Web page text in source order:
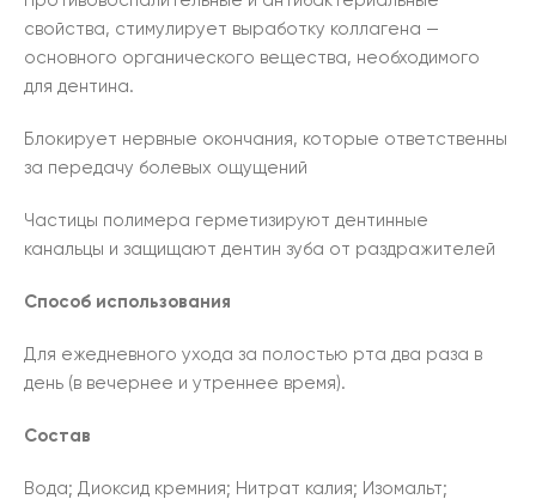
свойства, стимулирует выработку коллагена —
основного органического вещества, необходимого
для дентина.
Блокирует нервные окончания, которые ответственны
за передачу болевых ощущений
Частицы полимера герметизируют дентинные
канальцы и защищают дентин зуба от раздражителей
Способ использования
Для ежедневного ухода за полостью рта два раза в
день (в вечернее и утреннее время).
Состав
Вода; Диоксид кремния; Нитрат калия; Изомальт;